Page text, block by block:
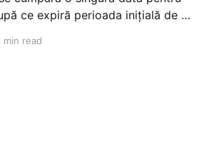
opțiuni de
min read